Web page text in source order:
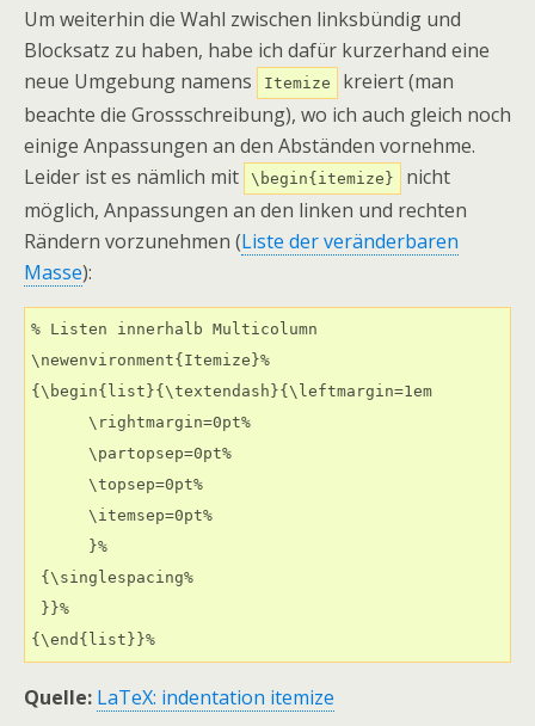
Um weiterhin die Wahl zwischen linksbündig und
Blocksatz zu haben, habe ich dafür kurzerhand eine
neue Umgebung namens
Itemize
kreiert (man
beachte die Grossschreibung), wo ich auch gleich noch
einige Anpassungen an den Abständen vornehme.
Leider ist es nämlich mit
\begin{itemize}
nicht
möglich, Anpassungen an den linken und rechten
Rändern vorzunehmen (Liste der veränderbaren
Masse):
% Listen innerhalb Multicolumn
\newenvironment{Itemize}%
{\begin{list}{\textendash}{\leftmargin=1em
      \rightmargin=0pt%
      \partopsep=0pt%
      \topsep=0pt%
      \itemsep=0pt%
      }%
{\singlespacing%
}}%
{\end{list}}%
Quelle: LaTeX: indentation itemize